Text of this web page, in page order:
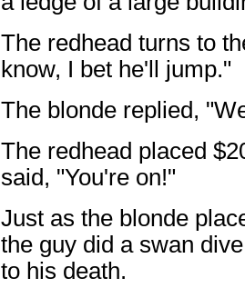
The redhead turns to
know, I bet he'll jump."
The blonde replied,
The redhead placed
said, "You're on!"
Just as the blonde
the guy did a swan
to his death.